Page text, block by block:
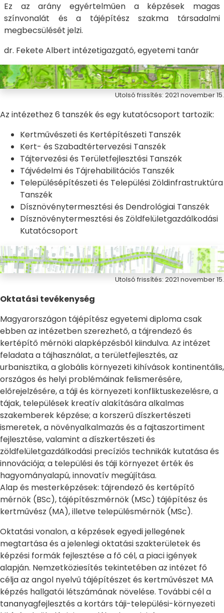
Ez az arány egyértelműen a képzések magas
színvonalát és a tájépítész szakma társadalmi
megbecsülését jelzi.
dr. Fekete Albert intézetigazgató, egyetemi tanár
Utolsó frissítés: 2021 november 15.
Az intézethez 6 tanszék és egy kutatócsoport tartozik:
Kertművészeti és Kertépítészeti Tanszék
Kert- és Szabadtértervezési Tanszék
Tájtervezési és Területfejlesztési Tanszék
Tájvédelmi és Tájrehabilitációs Tanszék
Településépítészeti és Települési Zöldinfrastruktúra
Tanszék
Dísznövénytermesztési és Dendrológiai Tanszék
Dísznövénytermesztési és Zöldfelületgazdálkodási
Kutatócsoport
Utolsó frissítés: 2021 november 15.
Oktatási tevékenység
Magyarországon tájépítész egyetemi diploma csak
ebben az intézetben szerezhető, a tájrendező és
kertépítő mérnöki alapképzésből kiindulva. Az intézet
feladata a tájhasználat, a területfejlesztés, az
urbanisztika, a globális környezeti kihívások kontinentális,
országos és helyi problémáinak felismerésére,
előrejelzésére, a táji és környezeti konfliktuskezelésre, a
tájak, települések kreatív alakítására alkalmas
szakemberek képzése; a korszerű díszkertészeti
ismeretek, a növényalkalmazás és a fajtaszortiment
fejlesztése, valamint a díszkertészeti és
zöldfelületgazdálkodási precíziós technikák kutatása és
innovációja; a települési és táji környezet érték és
hagyományalapú, innovatív megújítása.
Alap és mesterképzések: tájrendező és kertépítő
mérnök (BSc), tájépítészmérnök (MSc) tájépítész és
kertművész (MA), illetve településmérnök (MSc).
Oktatási vonalon, a képzések egyedi jellegének
megtartása és a jelenlegi oktatási szakterületek és
képzési formák fejlesztése a fő cél, a piaci igények
alapján. Nemzetköziesítés tekintetében az intézet fő
célja az angol nyelvű tájépítészet és kertművészet MA
képzés hallgatói létszámának növelése. További cél a
tananyagfejlesztés a kortárs táji-települési-környezeti